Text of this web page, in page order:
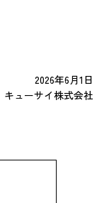
2026年6月1日
キューサイ株式会社